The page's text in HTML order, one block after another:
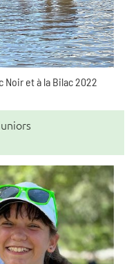
Noir et à la Bilac 2022